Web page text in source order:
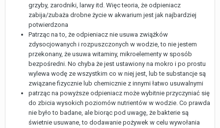
grzyby, zarodniki, larwy itd. Więc teoria, że odpieniacz
zabija/zubaża drobne życie w akwarium jest jak najbardziej
potwierdzona
Patrząc na to, że odpieniacz nie usuwa zwiążków
zdysocjowanych i rozpuszczonych w wodzie, to nie jestem
przekonany, że usuwa witaminy, mikroelementy w sposób
bezpośredni. No chyba że jest ustawiony na mokro i po prostu
wylewa wodę ze wszystkim co w niej jest, lub te substancje są
związane fizycznie lub chemicznie z innymi łatwo usuwalnymi
patrząc na powyższe odpieniacz może wybitnie przyczyniać się
do zbicia wysokich poziomów nutrientów w wodzie. Co prawda
nie było to badane, ale biorąc pod uwagę, że bakterie są
świetnie usuwane, to dodawanie pożywek w celu wywołania